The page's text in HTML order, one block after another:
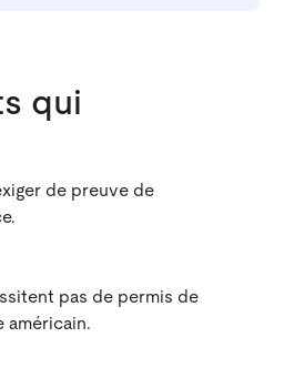
qui
de preuve de
pas de permis de
américain.